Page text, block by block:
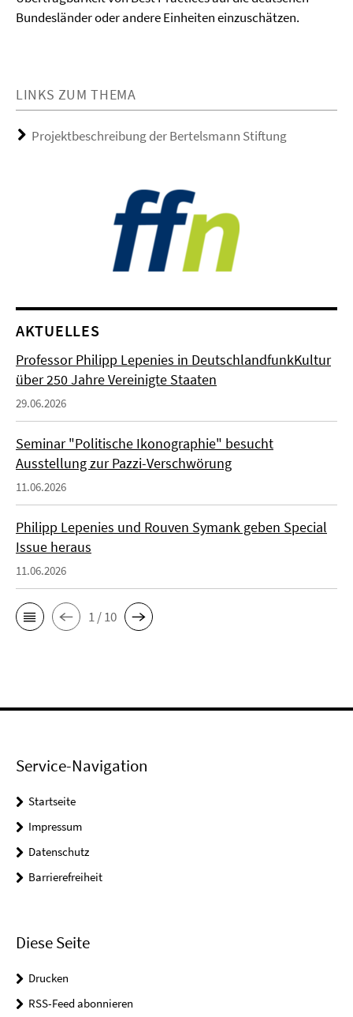
Bundesländer oder andere Einheiten einzuschätzen.
LINKS ZUM THEMA
Projektbeschreibung der Bertelsmann Stiftung
AKTUELLES
Professor Philipp Lepenies in DeutschlandfunkKultur
über 250 Jahre Vereinigte Staaten
29.06.2026
Seminar "Politische Ikonographie" besucht
Ausstellung zur Pazzi-Verschwörung
11.06.2026
Philipp Lepenies und Rouven Symank geben Special
Issue heraus
11.06.2026
1 / 10
Service-Navigation
Startseite
Impressum
Datenschutz
Barrierefreiheit
Diese Seite
Drucken
RSS-Feed abonnieren